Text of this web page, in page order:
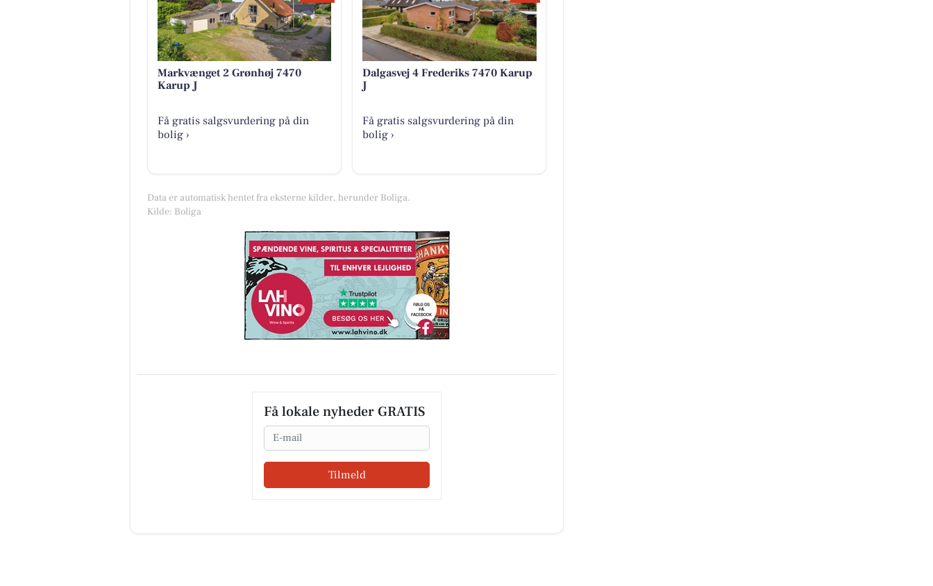
Markvænget 2 Grønhøj 7470
Karup J
Få gratis salgsvurdering på din
bolig ›
Dalgasvej 4 Frederiks 7470 Karup
J
Få gratis salgsvurdering på din
bolig ›
Data er automatisk hentet fra eksterne kilder, herunder Boliga.
Kilde: Boliga
Få lokale nyheder GRATIS
Email
Tilmeld